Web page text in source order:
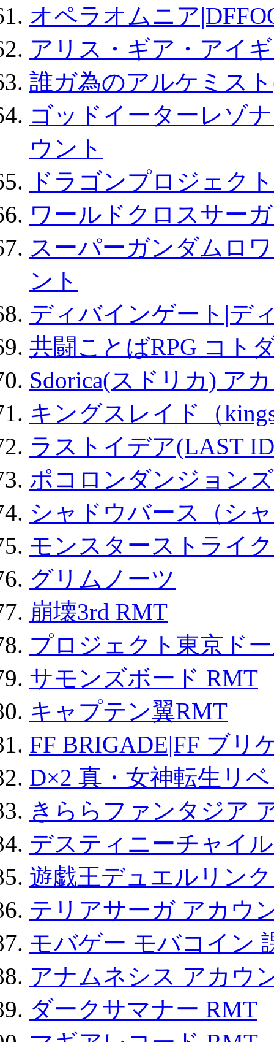
オペラオムニア
アリス・ギア・アイ
誰ガ為のアルケミス
ゴッドイーターレゾ
ウント
ドラゴンプロジェク
ワールドクロスサー
スーパーガンダムロ
ント
ディバインゲート|デ
共闘ことばRPG コト
Sdorica(スドリカ) ア
キングスレイド（
ラストイデア(LAST
ポコロンダンジョン
シャドウバース（シ
モンスターストライ
グリムノーツ
崩壊3rd RMT
プロジェクト東京ド
サモンズボード RMT
キャプテン翼RMT
FF BRIGADE|FF ブリ
D×2 真・女神転生リ
きららファンタジア
デスティニーチャイ
遊戯王デュエルリン
テリアサーガ アカウ
モバゲー モバコイン
アナムネシス アカウ
ダークサマナー RMT